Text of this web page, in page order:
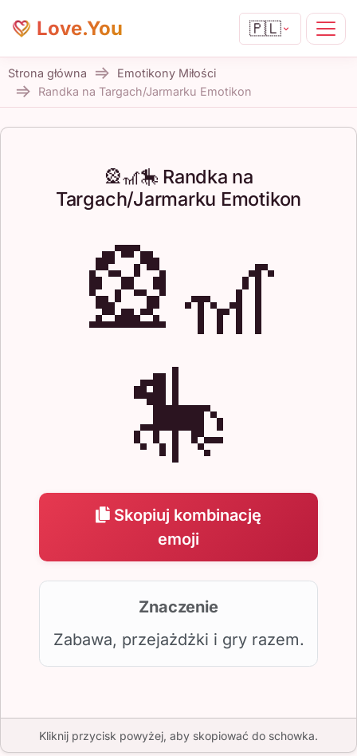
Love.You 🇵🇱
Strona główna
Emotikony Miłości
Randka na Targach/Jarmarku Emotikon
🎡🎢🎠 Randka na
Targach/Jarmarku Emotikon
🎡🎢
🎠
Skopiuj kombinację
emoji
Znaczenie
Zabawa, przejażdżki i gry razem.
Kliknij przycisk powyżej, aby skopiować do schowka.